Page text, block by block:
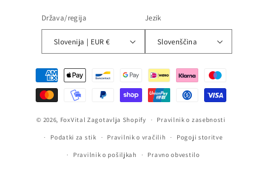
Država/regija
Slovenija | EUR €
Jezik
Slovenščina
Načini
plačila
© 2026, FoxVital Zagotavlja Shopify Pravilnik o zasebnosti
Podatki za stik Pravilnik o vračilih Pogoji storitve
Pravilnik o pošiljkah Pravno obvestilo